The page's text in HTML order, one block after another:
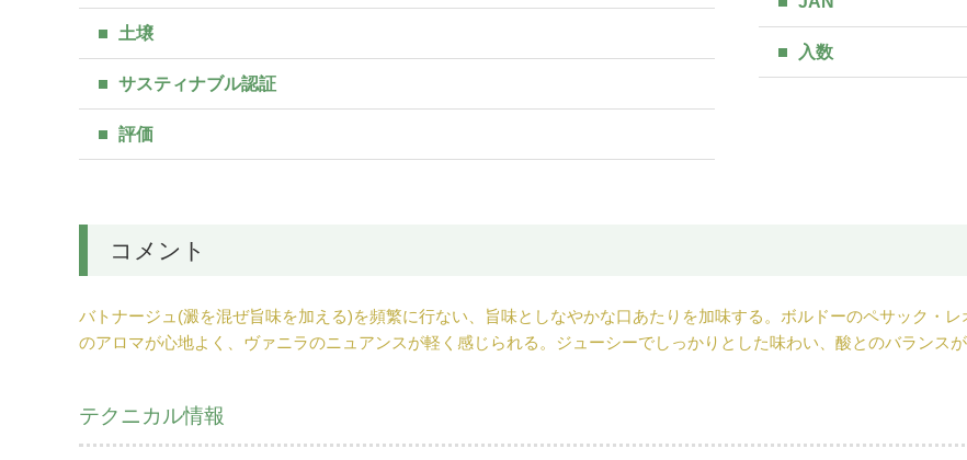
土壌
サスティナブル認証
評価
入数
コメント
バトナージュ(澱を混ぜ旨味を加える)を頻繁に行ない、旨味としなやかな口あたりを加味する。ボルドーのペサック・
のアロマが心地よく、ヴァニラのニュアンスが軽く感じられる。ジューシーでしっかりとした味わい、酸とのバランス
テクニカル情報